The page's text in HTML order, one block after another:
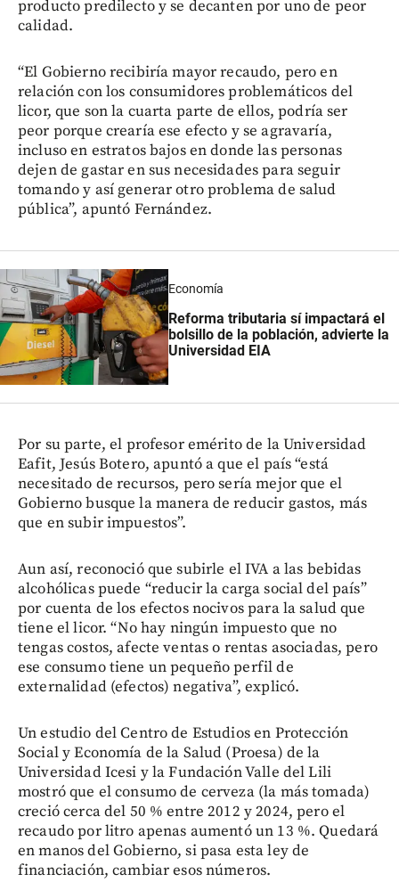
producto predilecto y se decanten por uno de peor
calidad.
“El Gobierno recibiría mayor recaudo, pero en
relación con los consumidores problemáticos del
licor, que son la cuarta parte de ellos, podría ser
peor porque crearía ese efecto y se agravaría,
incluso en estratos bajos en donde las personas
dejen de gastar en sus necesidades para seguir
tomando y así generar otro problema de salud
pública”, apuntó Fernández.
Economía
Reforma tributaria sí impactará el
bolsillo de la población, advierte la
Universidad EIA
Por su parte, el profesor emérito de la Universidad
Eafit, Jesús Botero, apuntó a que el país “está
necesitado de recursos, pero sería mejor que el
Gobierno busque la manera de reducir gastos, más
que en subir impuestos”.
Aun así, reconoció que subirle el IVA a las bebidas
alcohólicas puede “reducir la carga social del país”
por cuenta de los efectos nocivos para la salud que
tiene el licor. “No hay ningún impuesto que no
tengas costos, afecte ventas o rentas asociadas, pero
ese consumo tiene un pequeño perfil de
externalidad (efectos) negativa”, explicó.
Un estudio del Centro de Estudios en Protección
Social y Economía de la Salud (Proesa) de la
Universidad Icesi y la Fundación Valle del Lili
mostró que el consumo de cerveza (la más tomada)
creció cerca del 50 % entre 2012 y 2024, pero el
recaudo por litro apenas aumentó un 13 %. Quedará
en manos del Gobierno, si pasa esta ley de
financiación, cambiar esos números.